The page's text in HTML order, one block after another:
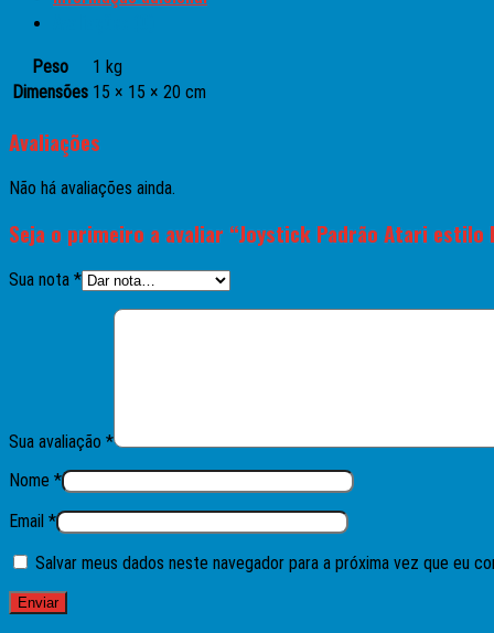
Peso
1 kg
Dimensões 15 × 15 × 20 cm
Avaliações
Não há avaliações ainda.
Seja o primeiro a avaliar “Joystick Padrão Atari estilo
Sua nota *
Sua avaliação *
Nome *
Email *
Salvar meus dados neste navegador para a próxima vez que eu